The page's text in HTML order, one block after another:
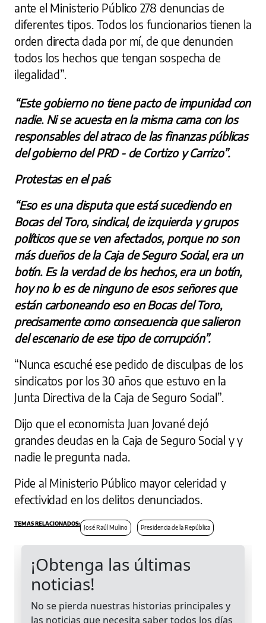
ante el Ministerio Público 278 denuncias de
diferentes tipos. Todos los funcionarios tienen la
orden directa dada por mí, de que denuncien
todos los hechos que tengan sospecha de
ilegalidad”.
“Este gobierno no tiene pacto de impunidad con
nadie. Ni se acuesta en la misma cama con los
responsables del atraco de las finanzas públicas
del gobierno del PRD - de Cortizo y Carrizo”.
Protestas en el país
“Eso es una disputa que está sucediendo en
Bocas del Toro, sindical, de izquierda y grupos
políticos que se ven afectados, porque no son
más dueños de la Caja de Seguro Social, era un
botín. Es la verdad de los hechos, era un botín,
hoy no lo es de ninguno de esos señores que
están carboneando eso en Bocas del Toro,
precisamente como consecuencia que salieron
del escenario de ese tipo de corrupción”.
“Nunca escuché ese pedido de disculpas de los
sindicatos por los 30 años que estuvo en la
Junta Directiva de la Caja de Seguro Social”.
Dijo que el economista Juan Jované dejó
grandes deudas en la Caja de Seguro Social y y
nadie le pregunta nada.
Pide al Ministerio Público mayor celeridad y
efectividad en los delitos denunciados.
José Raúl Mulino Presidencia de la República